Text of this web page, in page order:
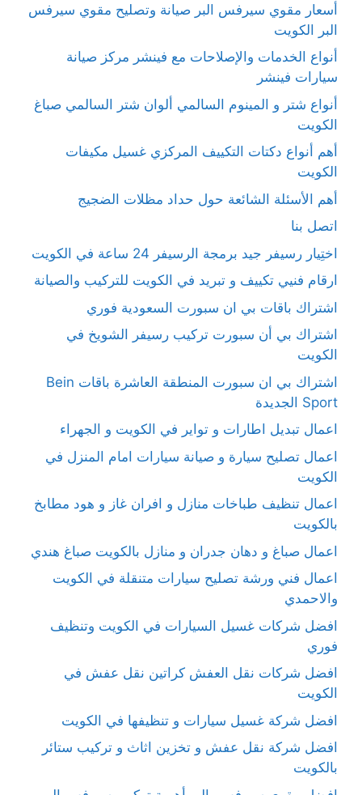
أسعار مقوي سيرفس البر صيانة وتصليح مقوي سيرفس
البر الكويت
أنواع الخدمات والإصلاحات مع فينشر مركز صيانة
سيارات فينشر
أنواع شتر و المينوم السالمي ألوان شتر السالمي صباغ
الكويت
أهم أنواع دكتات التكييف المركزي غسيل مكيفات
الكويت
أهم الأسئلة الشائعة حول حداد مظلات الضجيج
اتصل بنا
اختِيار رسيفر جيد برمجة الرسيفر 24 ساعة في الكويت
ارقام فنيي تكييف و تبريد في الكويت للتركيب والصيانة
اشتراك باقات بي ان سبورت السعودية فوري
اشتراك بي أن سبورت تركيب رسيفر الشويخ في
الكويت
اشتراك بي ان سبورت المنطقة العاشرة باقات Bein
Sport الجديدة
اعمال تبديل اطارات و تواير في الكويت و الجهراء
اعمال تصليح سيارة و صيانة سيارات امام المنزل في
الكويت
اعمال تنظيف طباخات منازل و افران غاز و هود مطابخ
بالكويت
اعمال صباغ و دهان جدران و منازل بالكويت صباغ هندي
اعمال فني ورشة تصليح سيارات متنقلة في الكويت
والاحمدي
افضل شركات غسيل السيارات في الكويت وتنظيف
فوري
افضل شركات نقل العفش كراتين نقل عفش في
الكويت
افضل شركة غسيل سيارات و تنظيفها في الكويت
افضل شركة نقل عفش و تخزين اثاث و تركيب ستائر
بالكويت